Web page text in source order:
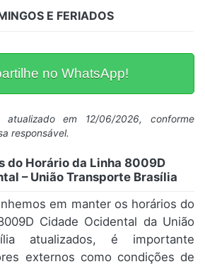
E FERIADOS
no WhatsApp!
em 12/06/2026, conforme
responsável.
do Horário da Linha 8009D
– União Transporte Brasília
em manter os horários do
Cidade Ocidental da União
atualizados, é importante
externos como condições de